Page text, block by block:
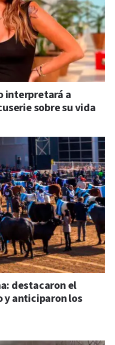
interpretará a
sobre su vida
destacaron el
anticiparon los